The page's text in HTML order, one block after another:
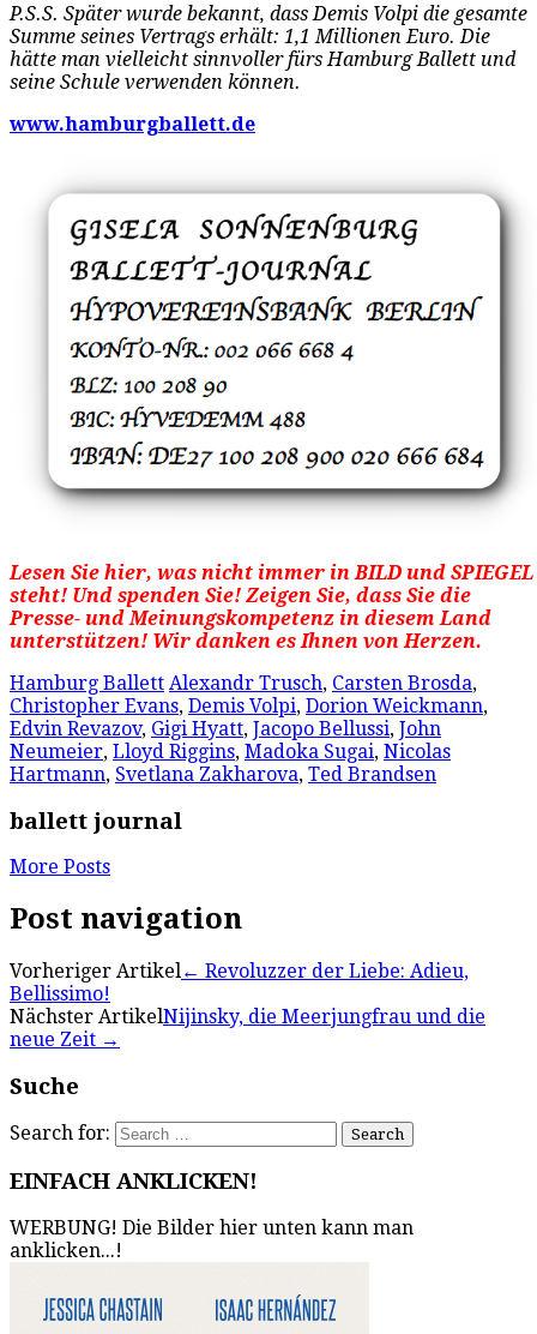
P.S.S. Später wurde bekannt, dass Demis Volpi die gesamte
Summe seines Vertrags erhält: 1,1 Millionen Euro. Die
hätte man vielleicht sinnvoller fürs Hamburg Ballett und
seine Schule verwenden können.
www.hamburgballett.de
Lesen Sie hier, was nicht immer in BILD und SPIEGEL
steht! Und spenden Sie! Zeigen Sie, dass Sie die
Presse- undMeinungskompetenz in diesem Land
unterstützen! Wir danken es Ihnen von Herzen.
Hamburg Ballett Alexandr Trusch, Carsten Brosda,
Christopher Evans, Demis Volpi, Dorion Weickmann,
Edvin Revazov, Gigi Hyatt, Jacopo Bellussi, John
Neumeier, Lloyd Riggins, Madoka Sugai, Nicolas
Hartmann, Svetlana Zakharova, Ted Brandsen
ballett journal
More Posts
Post navigation
Vorheriger Artikel← Revoluzzer der Liebe: Adieu,
Bellissimo!
Nächster ArtikelNijinsky, die Meerjungfrau und die
neue Zeit →
Suche
Search for:
EINFACH ANKLICKEN!
WERBUNG! Die Bilder hier unten kann man
anklicken...!